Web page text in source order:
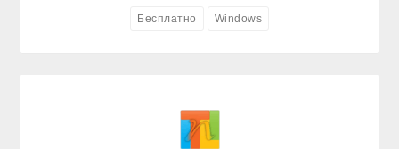
Бесплатно Windows